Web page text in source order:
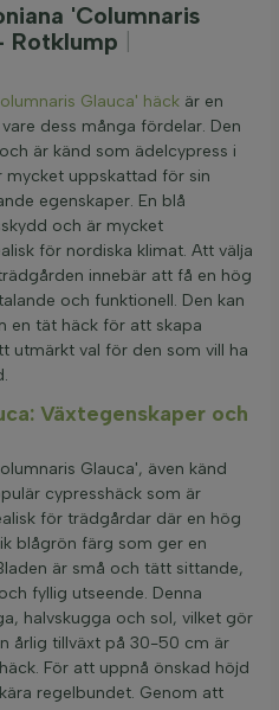
'Columnaris
Rotklump
Glauca' häck är en
dess många fördelar. Den
är känd som ädelcypress i
mycket uppskattad för sin
egenskaper. En blå
och är mycket
för nordiska klimat. Att välja
innebär att få en hög
och funktionell. Den kan
en tät häck för att skapa
utmärkt val för den som vill ha
Växtegenskaper och
Glauca', även känd
cypresshäck som är
för trädgårdar där en hög
blågrön färg som ger en
är små och tätt sittande,
fyllig utseende. Denna
halvskugga och sol, vilket gör
årlig tillväxt på 30-50 cm är
För att uppnå önskad höjd
regelbundet. Genom att